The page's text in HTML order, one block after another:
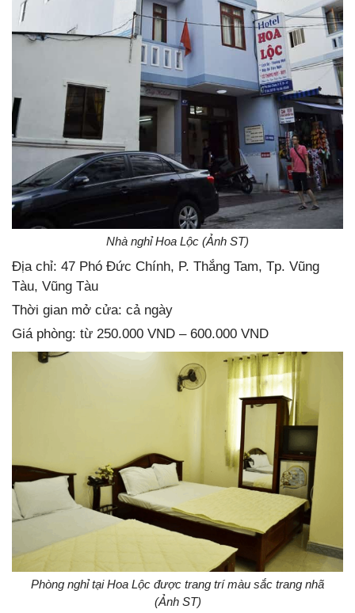
Nhà nghỉ Hoa Lộc (Ảnh ST)
Địa chỉ: 47 Phó Đức Chính, P. Thắng Tam, Tp. Vũng
Tàu, Vũng Tàu
Thời gian mở cửa: cả ngày
Giá phòng: từ 250.000 VND – 600.000 VND
Phòng nghỉ tại Hoa Lộc được trang trí màu sắc trang nhã
(Ảnh ST)